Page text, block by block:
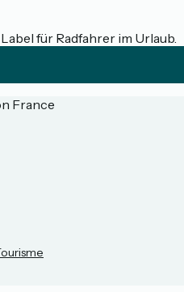
für Radfahrer im Urlaub.
France